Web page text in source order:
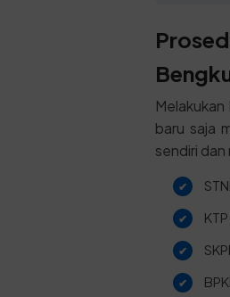
baru saja
sendiri dan